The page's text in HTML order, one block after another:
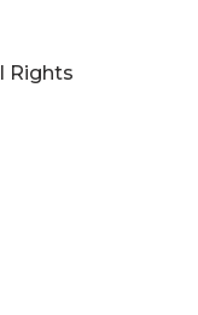
Rights